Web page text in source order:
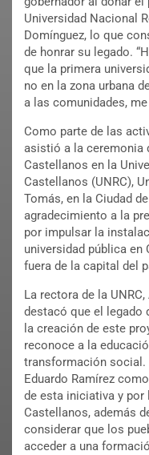
Universidad Nacional
Domínguez, lo que
de honrar su legado.
que la primera
no en la zona urbana
a las comunidades,
Como parte de las
asistió a la ceremonia
Castellanos en la
Castellanos (UNRC),
Tomás, en la Ciudad
agradecimiento a la
por impulsar la
universidad pública en
fuera de la capital del
La rectora de la
destacó que el legado
la creación de este
reconoce a la
transformación social.
Eduardo Ramírez
de esta iniciativa y por
Castellanos, además
considerar que los
acceder a una